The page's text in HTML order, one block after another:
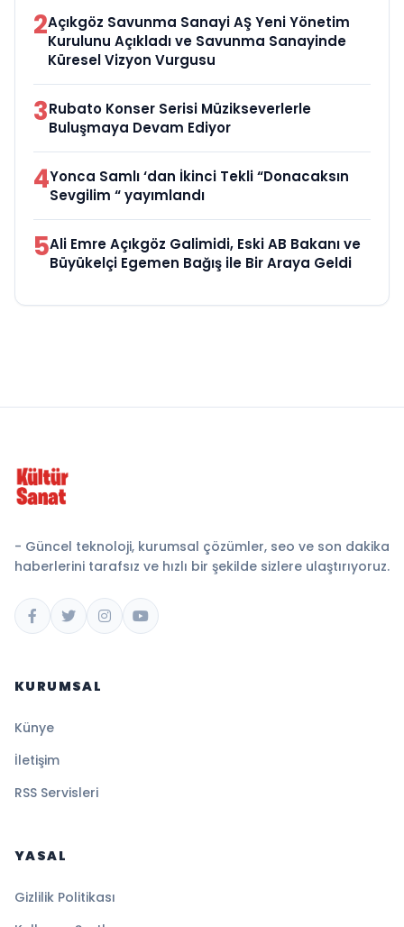
2Açıkgöz Savunma Sanayi AŞ Yeni Yönetim
Kurulunu Açıkladı ve Savunma Sanayinde
Küresel Vizyon Vurgusu
3Rubato Konser Serisi Müzikseverlerle
Buluşmaya Devam Ediyor
4Yonca Samlı ‘dan İkinci Tekli “Donacaksın
Sevgilim “ yayımlandı
5Ali Emre Açıkgöz Galimidi, Eski AB Bakanı ve
Büyükelçi Egemen Bağış ile Bir Araya Geldi
- Güncel teknoloji, kurumsal çözümler, seo ve son dakika
haberlerini tarafsız ve hızlı bir şekilde sizlere ulaştırıyoruz.
KURUMSAL
Künye
İletişim
RSS Servisleri
YASAL
Gizlilik Politikası